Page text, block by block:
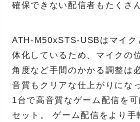
確保できない配信者もたくさ
ATH-M50xSTS-USBはマイク
体化しているため、マイクの
角度など手間のかかる調整は
音質もクリアな仕上がりにな
1台で高音質なゲーム配信を
セット。 ゲーム配信をより手